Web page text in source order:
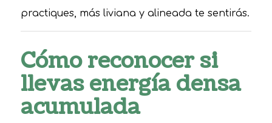
practiques, más liviana y alineada te sentirás.
Cómo reconocer si
llevas energía densa
acumulada